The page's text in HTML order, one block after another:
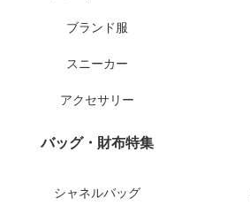
ブランド服
スニーカー
アクセサリー
バッグ・財布特集
シャネルバッグ